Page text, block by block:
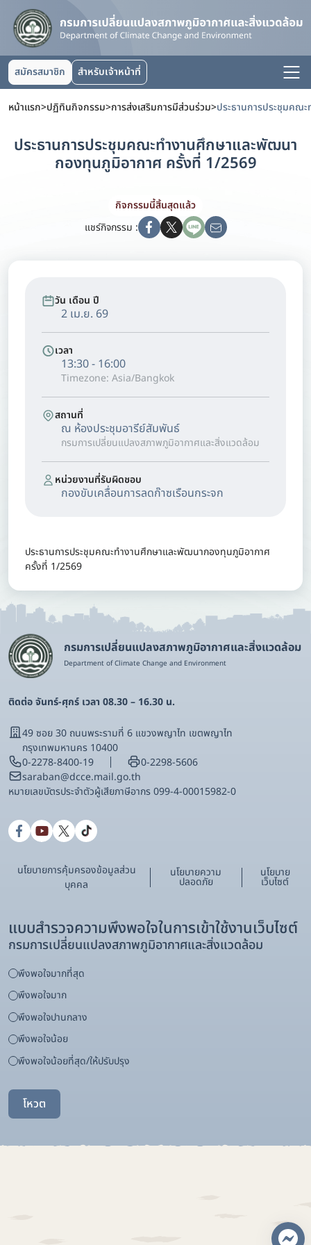
สมัครสมาชิก สำหรับเจ้าหน้าที่
หน้าแรก>ปฏิทินกิจกรรม>การส่งเสริมการมีส่วนร่วม>
ประธานการประชุมคณะทำงานศึกษาและพัฒนา
กองทุนภูมิอากาศ ครั้งที่ 1/2569
กิจกรรมนี้สิ้นสุดแล้ว
แชร์กิจกรรม :
วัน เดือน ปี
2 เม.ย. 69
เวลา
13:30 - 16:00
Timezone: Asia/Bangkok
สถานที่
ณ ห้องประชุมอารีย์สัมพันธ์
กรมการเปลี่ยนแปลงสภาพภูมิอากาศและสิ่งแวดล้อม
หน่วยงานที่รับผิดชอบ
กองขับเคลื่อนการลดก๊าซเรือนกระจก
ประธานการประชุมคณะทำงานศึกษาและพัฒนากองทุนภูมิอากาศ
ครั้งที่ 1/2569
กรมการเปลี่ยนแปลงสภาพภูมิอากาศและสิ่งแวดล้อม
Department of Climate Change and Environment
ติดต่อ จันทร์-ศุกร์ เวลา 08.30 – 16.30 น.
49 ซอย 30 ถนนพระรามที่ 6 แขวงพญาไท เขตพญาไท
กรุงเทพมหานคร 10400
0-2278-8400-19
0-2298-5606
saraban@dcce.mail.go.th
หมายเลขบัตรประจําตัวผู้เสียภาษีอากร 099-4-00015982-0
นโยบายการคุ้มครองข้อมูลส่วน
บุคคล
นโยบายความ
ปลอดภัย
นโยบาย
เว็บไซต์
แบบสำรวจความพึงพอใจในการเข้าใช้งานเว็บไซต์
กรมการเปลี่ยนแปลงสภาพภูมิอากาศและสิ่งแวดล้อม
พึงพอใจมากที่สุด
พึงพอใจมาก
พึงพอใจปานกลาง
พึงพอใจน้อย
พึงพอใจน้อยที่สุด/ให้ปรับปรุง
โหวต